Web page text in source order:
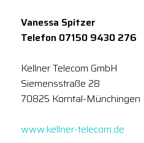
Vanessa Spitzer
Telefon 07150 9430 276
Kellner Telecom GmbH
Siemensstraße 28
70825 Korntal-Münchingen
www.kellner-telecom.de